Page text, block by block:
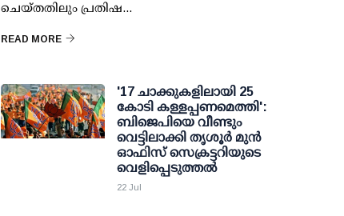
ചെയ്തതിലും പ്രതിഷ...
READ MORE
'17 ചാക്കുകളിലായി 25
കോടി കള്ളപ്പണമെത്തി':
ബിജെപിയെ വീണ്ടും
വെട്ടിലാക്കി തൃശൂര്‍ മുന്‍
ഓഫിസ് സെക്രട്ടറിയുടെ
വെളിപ്പെടുത്തല്‍
22 Jul